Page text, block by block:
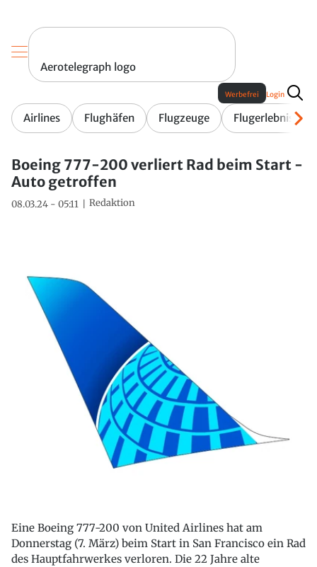
Aerotelegraph logo
Airlines Flughäfen Flugzeuge Flugerlebnis
Werbefrei Login
Boeing 777-200 verliert Rad beim Start -
Auto getroffen
08.03.24 - 05:11 Redaktion
Eine Boeing 777-200 von United Airlines hat am
Donnerstag (7. März) beim Start in San Francisco ein Rad
des Hauptfahrwerkes verloren. Die 22 Jahre alte